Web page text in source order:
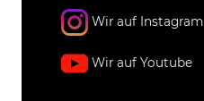
Wir auf Instagram
Wir auf Youtube